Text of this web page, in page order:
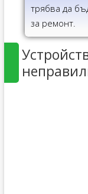
трябва да
за ремонт.